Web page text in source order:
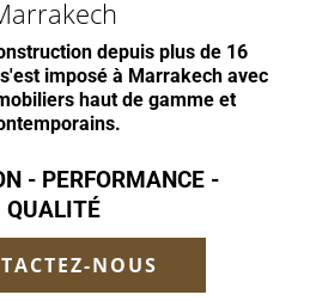
depuis plus de 16
imposé à Marrakech avec
haut de gamme et
- PERFORMANCE -
QUALITÉ
NOUS